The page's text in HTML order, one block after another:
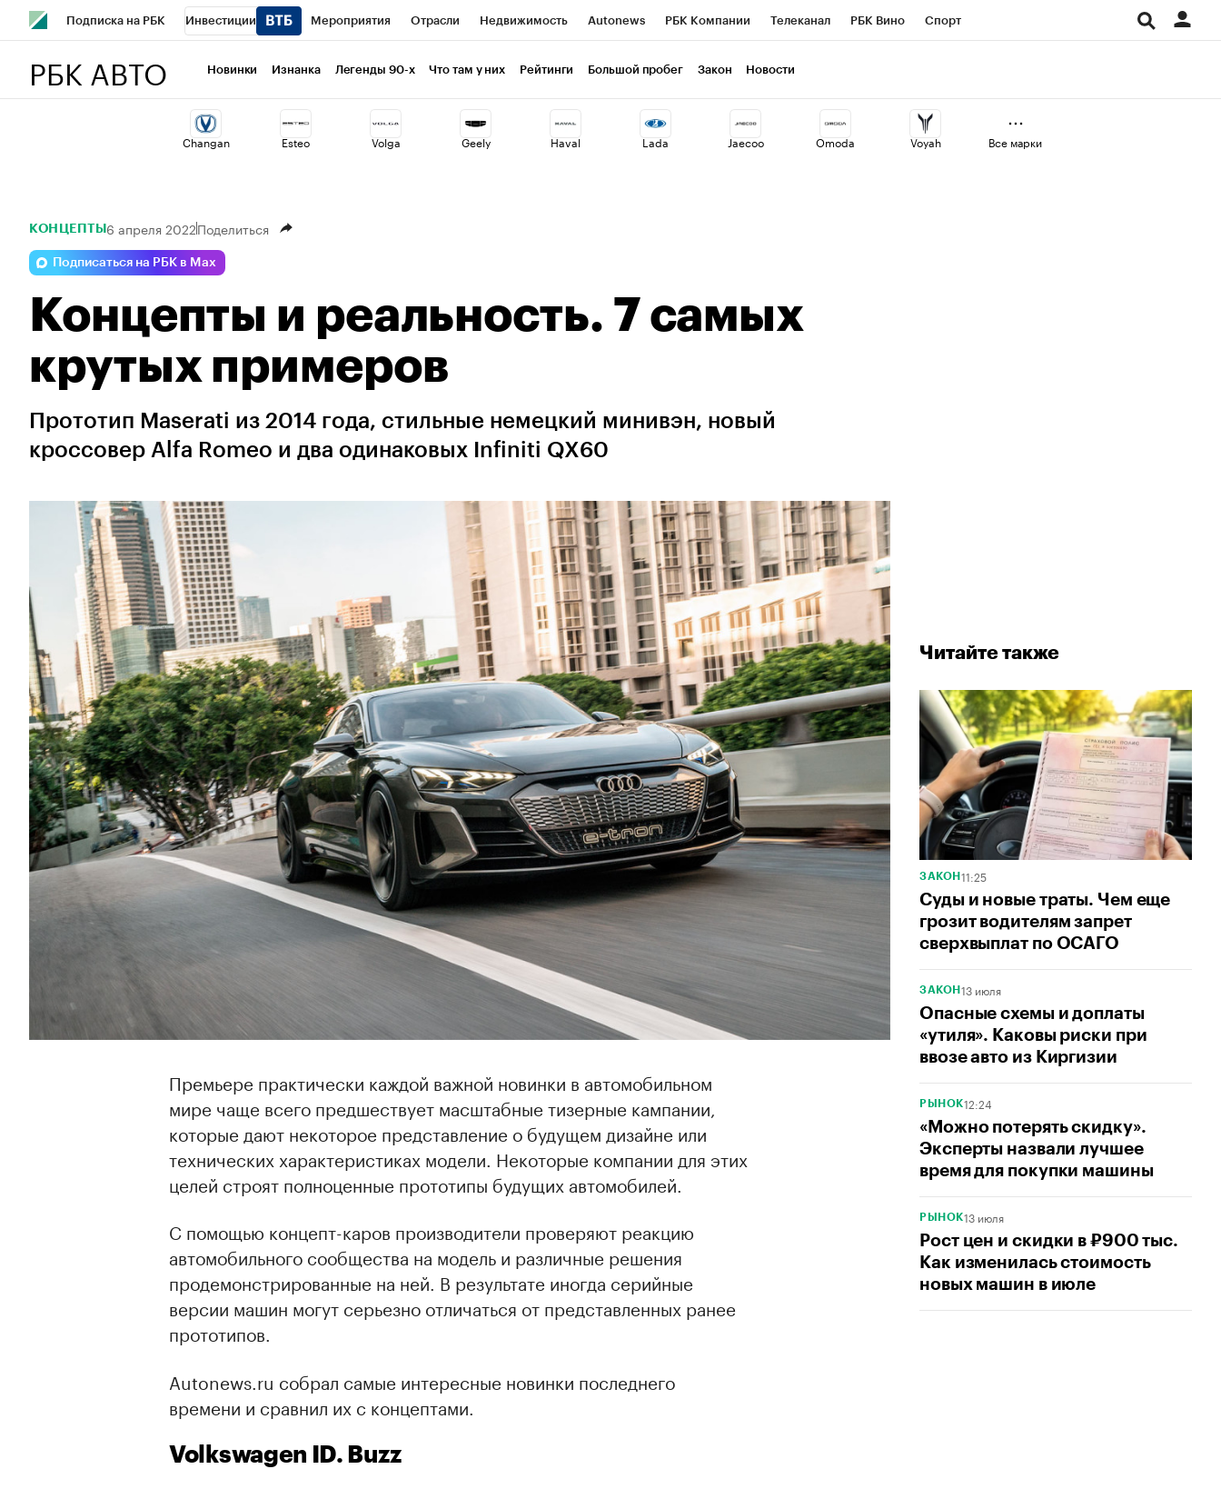
Подписка на РБК Инвестиции Мероприятия Отрасли Недвижимость Autonews РБК Компании Телеканал РБК Вино Спорт
Национальные проекты
РБК Бизнес-среда Дискуссионный клуб Исследования Кредитные рейтинги Франшизы Газета Спецпроекты СПб Конференции СПб
Проверка контрагентов Политика Экономика Бизнес Технологии и медиа Финансы Рынок наличной валюты
РБК АВТО Новинки Изнанка Легенды 90-х Что там у них Рейтинги Большой пробег Закон Новости
Changan Esteo Volga Geely Haval Lada Jaecoo Omoda Voyah Все марки
Читайте также
ЗАКОН 11:25
Суды и новые траты. Чем еще
грозит водителям запрет
сверхвыплат по ОСАГО
ЗАКОН 13 июля
Опасные схемы и доплаты
«утиля». Каковы риски при
ввозе авто из Киргизии
РЫНОК12:24
«Можно потерять скидку».
Эксперты назвали лучшее
время для покупки машины
РЫНОК13 июля
Рост цен и скидки в ₽900 тыс.
Как изменилась стоимость
новых машин в июле
КОНЦЕПТЫ 6 апреля 2022Поделиться
Подписаться на РБК в Max
Концепты и реальность. 7 самых
крутых примеров
Прототип Maserati из 2014 года, стильные немецкий минивэн, новый
кроссовер Alfa Romeo и два одинаковых Infiniti QX60
Премьере практически каждой важной новинки в автомобильном
мире чаще всего предшествует масштабные тизерные кампании,
которые дают некоторое представление о будущем дизайне или
технических характеристиках модели. Некоторые компании для этих
целей строят полноценные прототипы будущих автомобилей.
С помощью концепт-каров производители проверяют реакцию
автомобильного сообщества на модель и различные решения
продемонстрированные на ней. В результате иногда серийные
версии машин могут серьезно отличаться от представленных ранее
прототипов.
Autonews.ru собрал самые интересные новинки последнего
времени и сравнил их с концептами.
Volkswagen ID. Buzz